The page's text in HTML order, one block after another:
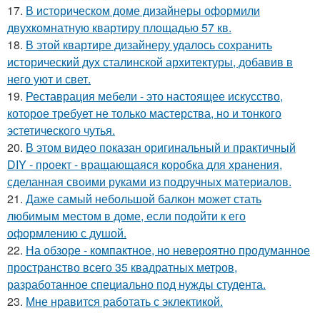
17. В историческом доме дизайнеры оформили
двухкомнатную квартиру площадью 57 кв.
18. В этой квартире дизайнеру удалось сохранить
исторический дух сталинской архитектуры, добавив в
него уют и свет.
19. Реставрация мебели - это настоящее искусство,
которое требует не только мастерства, но и тонкого
эстетического чутья.
20. В этом видео показан оригинальный и практичный
DIY - проект - вращающаяся коробка для хранения,
сделанная своими руками из подручных материалов.
21. Даже самый небольшой балкон может стать
любимым местом в доме, если подойти к его
оформлению с душой.
22. На обзоре - компактное, но невероятно продуманное
пространство всего 35 квадратных метров,
разработанное специально под нужды студента.
23. Мне нравится работать с эклектикой.